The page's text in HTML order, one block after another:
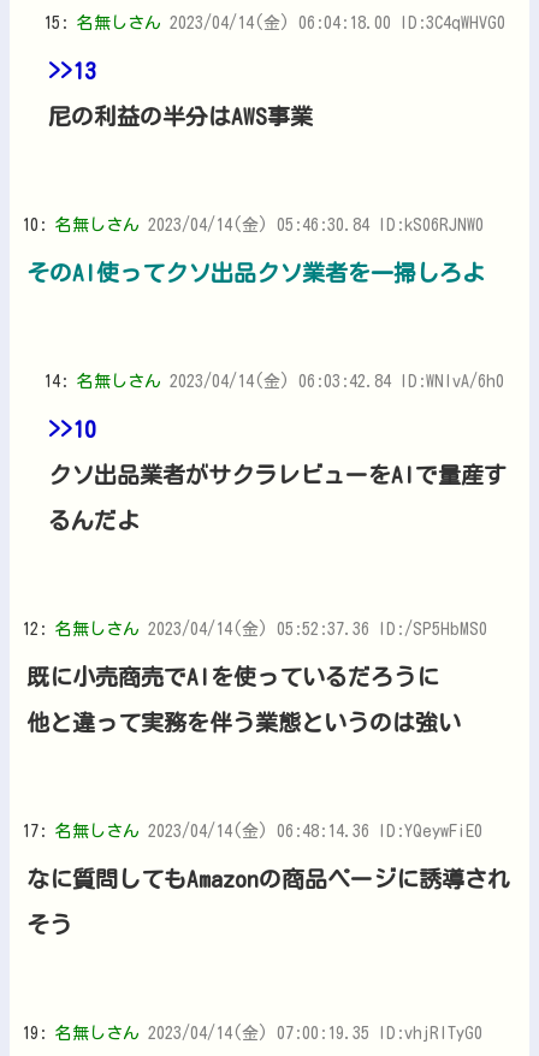
15: 名無しさん 2023/04/14(金) 06:04:18.00 ID:3C4qWHVG0
>>13
尼の利益の半分はAWS事業
10: 名無しさん 2023/04/14(金) 05:46:30.84 ID:kS06RJNW0
そのAI使ってクソ出品クソ業者を一掃しろよ
14: 名無しさん 2023/04/14(金) 06:03:42.84 ID:WNIvA/6h0
>>10
クソ出品業者がサクラレビューをAIで量産す
るんだよ
12: 名無しさん 2023/04/14(金) 05:52:37.36 ID:/SP5HbMS0
既に小売商売でAIを使っているだろうに
他と違って実務を伴う業態というのは強い
17: 名無しさん 2023/04/14(金) 06:48:14.36 ID:YQeywFiE0
なに質問してもAmazonの商品ページに誘導され
そう
19: 名無しさん 2023/04/14(金) 07:00:19.35 ID:vhjRITyG0